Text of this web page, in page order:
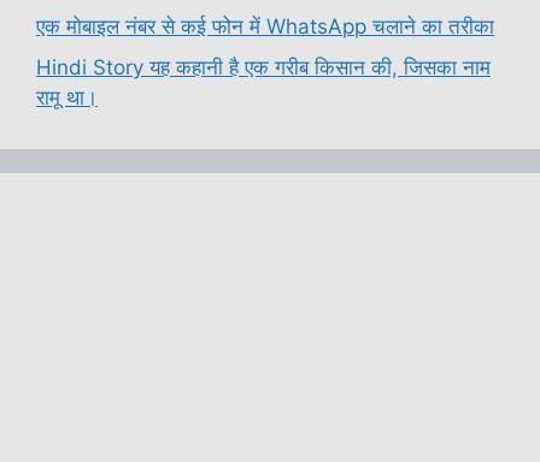
एक मोबाइल नंबर से कई फोन में WhatsApp चलाने का तरीका
Hindi Story यह कहानी है एक गरीब किसान की, जिसका नाम
रामू था।